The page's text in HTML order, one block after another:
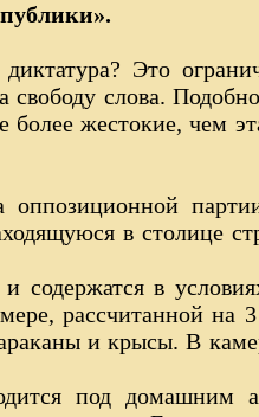
Это
слова.
жестокие, чем
оппозиционной
в столице
в
рассчитанной на 3
и крысы. В
под домашним